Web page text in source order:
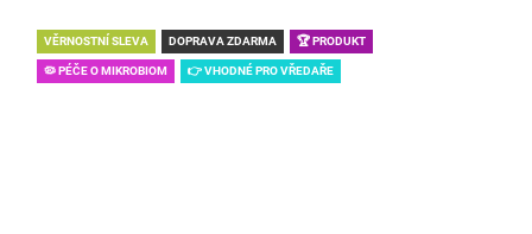
VĚRNOSTNÍ SLEVA DOPRAVA ZDARMA 🏆 PRODUKT
🦠 PÉČE O MIKROBIOM 👉 VHODNÉ PRO VŘEDAŘE